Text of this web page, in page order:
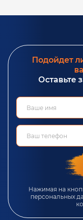
Подойдет
Оставьте
Нажимая на
персональных